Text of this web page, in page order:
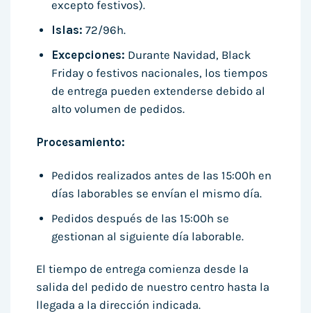
excepto festivos).
Islas: 72/96h.
Excepciones: Durante Navidad, Black
Friday o festivos nacionales, los tiempos
de entrega pueden extenderse debido al
alto volumen de pedidos.
Procesamiento:
Pedidos realizados antes de las 15:00h en
días laborables se envían el mismo día.
Pedidos después de las 15:00h se
gestionan al siguiente día laborable.
El tiempo de entrega comienza desde la
salida del pedido de nuestro centro hasta la
llegada a la dirección indicada.